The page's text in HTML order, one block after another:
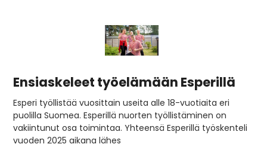
Ensiaskeleet työelämään Esperillä
Esperi työllistää vuosittain useita alle 18-vuotiaita eri
puolilla Suomea. Esperillä nuorten työllistäminen on
vakiintunut osa toimintaa. Yhteensä Esperillä työskenteli
vuoden 2025 aikana lähes